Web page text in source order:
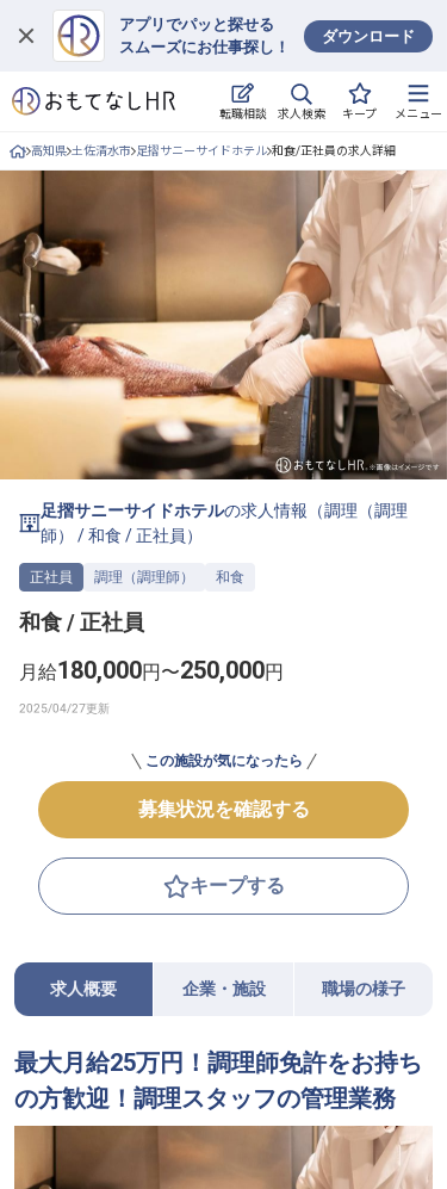
アプリでパッと探せる
スムーズにお仕事探し！
ダウンロード
転職相談 求人検索 キープ メニュー
ログイン
求人・施設を探す
就職・転職 合同説明会
おもてなしHRについて
ご利用の流れ
よくある質問
ホテル・宿泊業界情報コラム
無料 転職サポートに申し込む
採用をお考えの企業様へ
高知県 土佐清水市 足摺サニーサイドホテル 和食/正社員の求人詳細
足摺サニーサイドホテルの求人情報（調理（調理
師）
/和食 /正社員 ）
正社員 調理（調理師） 和食
和食 / 正社員
月給180,000円〜250,000円
この施設が気になったら
募集状況を確認する
キープする
求人概要 企業・施設 職場の様子
最大月給25万円！調理師免許をお持ち
の方歓迎！調理スタッフの管理業務